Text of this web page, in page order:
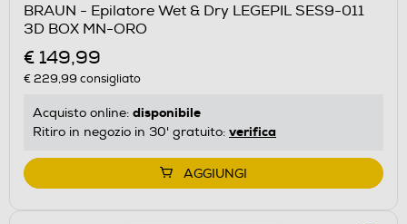
BRAUN - Epilatore Wet & Dry LEGEPIL SES9-011
3D BOX MN-ORO
€ 149,99
€ 229,99 consigliato
Acquisto online: disponibile
Ritiro in negozio in 30' gratuito: verifica
AGGIUNGI